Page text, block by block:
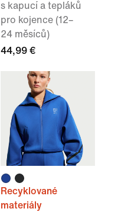
s kapucí a tepláků
pro kojence (12–
24 měsíců)
44,99 €
Recyklované
materiály